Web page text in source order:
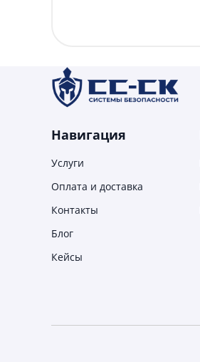
Навигация
Услуги
Оплата и доставка
Контакты
Блог
Кейсы